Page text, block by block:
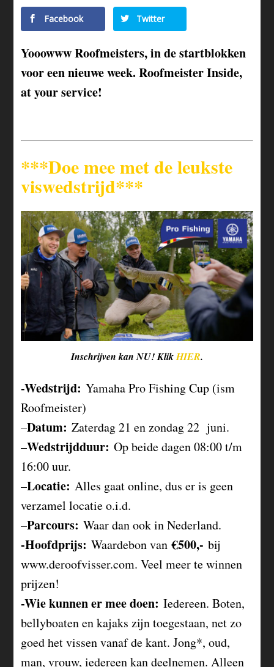
Facebook Twitter
Yooowww Roofmeisters, in de startblokken
voor een nieuwe week. Roofmeister Inside,
at your service!
***Doe mee met de leukste
viswedstrijd***
Inschrijven kan NU! KlikHIER.
-Wedstrijd: Yamaha Pro Fishing Cup (ism
Roofmeister)
–Datum: Zaterdag 21 en zondag 22 juni.
–Wedstrijdduur: Op beide dagen 08:00 t/m
16:00 uur.
–Locatie: Alles gaat online, dus er is geen
verzamel locatie o.i.d.
–Parcours: Waar dan ook in Nederland.
-Hoofdprijs: Waardebon van€500,- bij
www.deroofvisser.com. Veel meer te winnen
prijzen!
-Wie kunnen er mee doen:Iedereen. Boten,
bellyboaten en kajaks zijn toegestaan, net zo
goed het vissen vanaf de kant. Jong*, oud,
man, vrouw, iedereen kan deelnemen. Alleen